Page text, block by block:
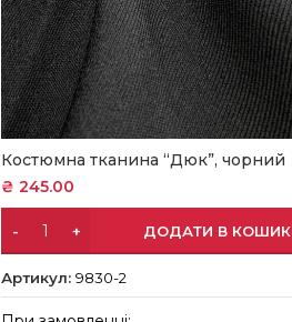
Костюмна тканина “Дюк”, чорний
₴ 245.00
ДОДАТИ В КОШИК
Артикул:9830-2